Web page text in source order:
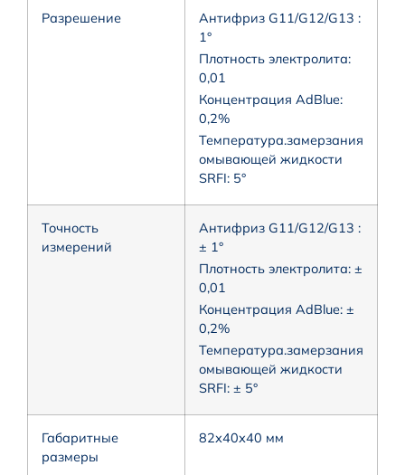
Разрешение
Антифриз G11/G12/G13 :
1°
Плотность электролита:
0,01
Концентрация AdBlue:
0,2%
Температура.замерзания
омывающей жидкости
SRFI: 5°
Точность
измерений
Антифриз G11/G12/G13 :
± 1°
Плотность электролита: ±
0,01
Концентрация AdBlue: ±
0,2%
Температура.замерзания
омывающей жидкости
SRFI: ± 5°
Габаритные
размеры
82х40х40 мм